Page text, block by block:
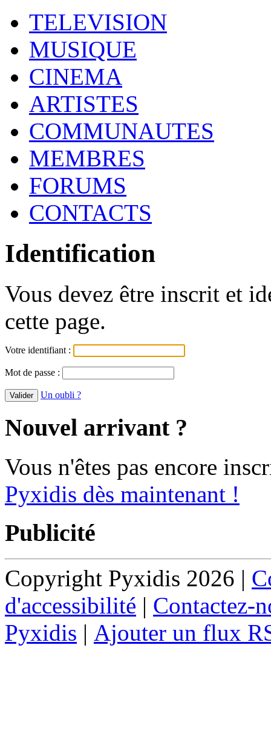
TELEVISION
MUSIQUE
CINEMA
ARTISTES
COMMUNAUTES
MEMBRES
FORUMS
CONTACTS
Identification
Vous devez être inscrit et
cette page.
Votre identifiant :
Mot de passe :
Un oubli ?
Nouvel arrivant ?
Vous n'êtes pas encore
Pyxidis dès maintenant !
Publicité
Copyright Pyxidis 2026 |
d'accessibilité | Contactez-
Pyxidis | Ajouter un flux